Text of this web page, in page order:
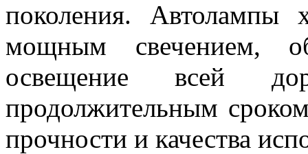
поколения. Автолампы
мощным свечением,
освещение всей
продолжительным
прочности и качества